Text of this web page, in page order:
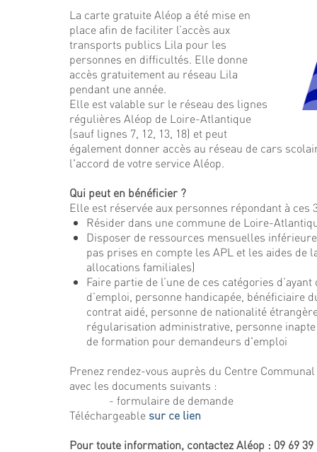
La carte gratuite Aléop a été mise en
place afin de faciliter l’accès aux
transports publics Lila pour les
personnes en difficultés. Elle donne
accès gratuitement au réseau Lila
pendant une année.
Elle est valable sur le réseau des lignes
régulières Aléop de Loire-Atlantique
(sauf lignes 7, 12, 13, 18) et peut
également donner accès au réseau de cars
l'accord de votre service Aléop.
Qui peut en bénéficier ?
Elle est réservée aux personnes répondant à ces
Résider dans une commune de Loire-
Disposer de ressources mensuelles
pas prises en compte les APL et les aides de
allocations familiales)
Faire partie de l’une de ces catégories
d’emploi, personne handicapée, bénéficiaire
contrat aidé, personne de nationalité
régularisation administrative, personne
de formation pour demandeurs d'emploi
Prenez rendez-vous auprès du Centre Communal
avec les documents suivants :
- formulaire de demande
Téléchargeable sur ce lien
Pour toute information, contactez Aléop : 09 69 39